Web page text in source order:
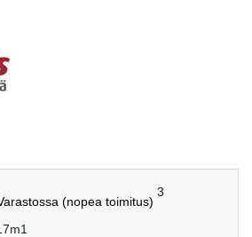
(nopea toimitus)
3